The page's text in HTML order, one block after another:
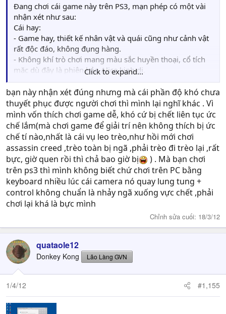
Đang chơi cái game này trên PS3, mạn phép có một vài
nhận xét như sau:
Cái hay:
- Game hay, thiết kế nhân vật và quái cũng như cảnh vật
rất độc đáo, không đụng hàng.
- Không khí trò chơi mang màu sắc huyền thoại, cổ tích
mặc dù đây là phiên bản Alice kinh dị.
- Hoạt cảnh dạng hình giấy trông hay và lạ.
Cái dở:
- Hệ thống chiến đấu khá đơn giản, đánh trùm - đánh
quái dễ, gamer gà như tôi mà hiếm khi đánh boss lại lần
2. Đi cảnh cũng dễ, người chơi hầu như không bị thử
thách nhiều ở chướng ngại vật cũng như giải đố. Nói
chung làđộ khó chưa thuyết phục được người chơi .
- Mỗi một chapter của game đềuquá dài , chơi cảm thấy
rất lâu, rất ngán ngẩm.
Dù sao phần này cũng do American McGee thiết kế nên
chơi vẫn thấy hay.
Click to expand...
bạn này nhận xét đúng nhưng mà cái phần độ khó chưa
thuyết phục được người chơi thì mình lại nghĩ khác . Vì
mình vốn thích chơi game dễ, khó cứ bị chết liên tục ức
chế lắm(mà chơi game để giải trí nên không thích bị ức
chế tí nào,nhất là cái vụ leo trèo,như hồi mới chơi
assassin creed ,trèo toàn bị ngã ,phải trèo đi trèo lại ,rất
bực, giờ quen rồi thì chả bao giờ bị
) . Mà bạn chơi
trên ps3 thì mình không biết chứ chơi trên PC bằng
keyboard nhiều lúc cái camera nó quay lung tung +
control không chuẩn là nhảy ngã xuống vực chết ,phải
chơi lại khá là bực mình
Chỉnh sửa cuối: 18/3/12
quataole12
Donkey Kong Lão Làng GVN
1/4/12 #1,155